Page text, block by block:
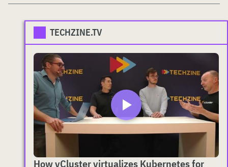
TECHZINE.TV
How vCluster virtualizes Kubernetes for